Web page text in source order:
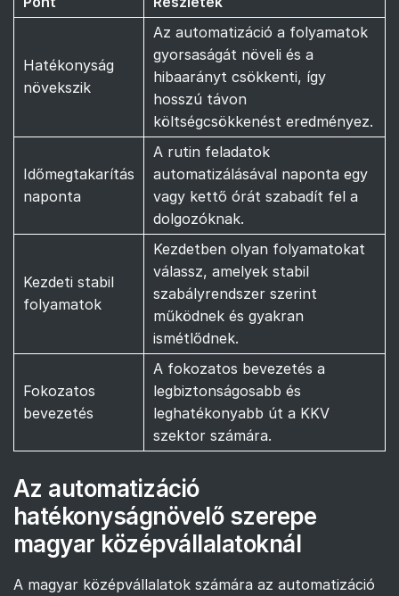
Hatékonyság
növekszik
Az automatizáció a folyamatok
gyorsaságát növeli és a
hibaarányt csökkenti, így
hosszú távon
költségcsökkenést eredményez.
Időmegtakarítás
naponta
A rutin feladatok
automatizálásával naponta egy
vagy kettő órát szabadít fel a
dolgozóknak.
Kezdeti stabil
folyamatok
Kezdetben olyan folyamatokat
válassz, amelyek stabil
szabályrendszer szerint
működnek és gyakran
ismétlődnek.
Fokozatos
bevezetés
A fokozatos bevezetés a
legbiztonságosabb és
leghatékonyabb út a KKV
szektor számára.
Az automatizáció
hatékonyságnövelő szerepe
magyar középvállalatoknál
A magyar középvállalatok számára az automatizáció